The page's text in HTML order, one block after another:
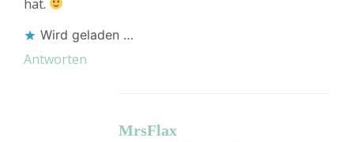
hat.
Wird geladen …
Antworten
MrsFlax